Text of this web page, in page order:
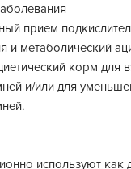
прием
и метаболический
корм для
и/или для
используют как